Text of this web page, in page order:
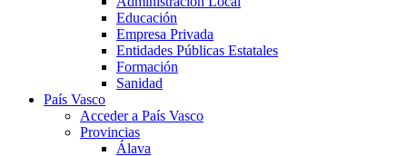
Educación
Empresa Privada
Entidades Públicas Estatales
Formación
Sanidad
País Vasco
Acceder a País Vasco
Provincias
Álava